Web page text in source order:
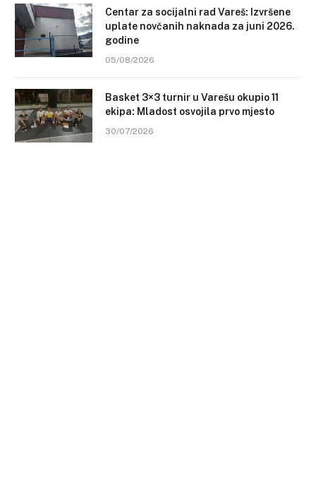
Centar za socijalni rad Vareš: Izvršene
uplate novčanih naknada za juni 2026.
godine
05/08/2026
Basket 3×3 turnir u Varešu okupio 11
ekipa: Mladost osvojila prvo mjesto
30/07/2026